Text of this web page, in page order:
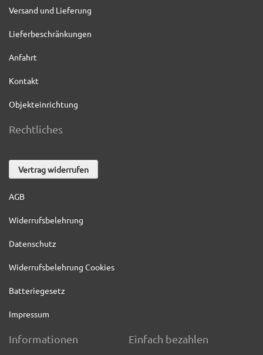
Versand und Lieferung
Lieferbeschränkungen
Anfahrt
Kontakt
Objekteinrichtung
Rechtliches
Vertrag widerrufen
AGB
Widerrufsbelehrung
Datenschutz
Widerrufsbelehrung Cookies
Batteriegesetz
Impressum
Informationen Einfach bezahlen